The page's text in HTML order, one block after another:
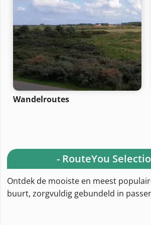
Wandelroutes
- RouteYou
Ontdek de mooiste en meest
buurt, zorgvuldig gebundeld in